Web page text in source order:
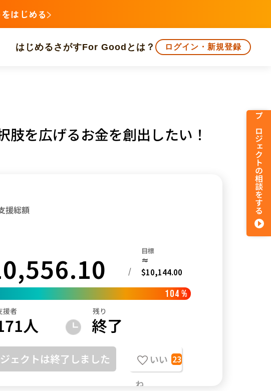
はじめる
はじめる さがすFor Goodとは？ ログイン・新規登録
沖縄
肢を広げるお金を創出したい！
援総額
/
目標
≈
$10,144.00
104 %
援者
人
残り
終了
ェクトは終了しました
いい
ね
23
プロジェクトの相談をする